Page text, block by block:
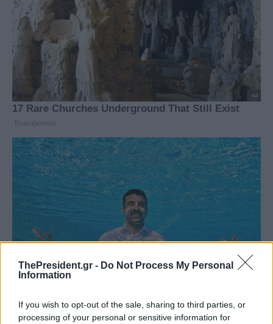
ThePresident.gr - Do Not Process My Personal
Information
If you wish to opt-out of the sale, sharing to third parties, or
processing of your personal or sensitive information for